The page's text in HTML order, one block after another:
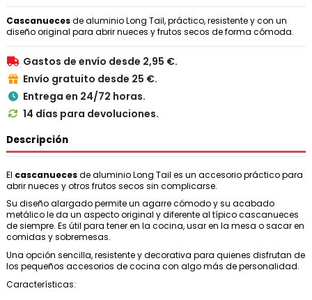
Cascanuecesde aluminio Long Tail, práctico, resistente y con un
diseño original para abrir nueces y frutos secos de forma cómoda.
 Gastos de envío desde 2,95 €.
 Envío gratuito desde 25 €.
 Entrega en 24/72 horas.
 14 días para devoluciones.
Descripción
El cascanuecesde aluminio Long Tail es un accesorio práctico para
abrir nueces y otros frutos secos sin complicarse.
Su diseño alargado permite un agarre cómodo y su acabado
metálico le da un aspecto original y diferente al típico cascanueces
de siempre. Es útil para tener en la cocina, usar en la mesa o sacar en
comidas y sobremesas.
Una opción sencilla, resistente y decorativa para quienes disfrutan de
los pequeños accesorios de cocina con algo más de personalidad.
Características: